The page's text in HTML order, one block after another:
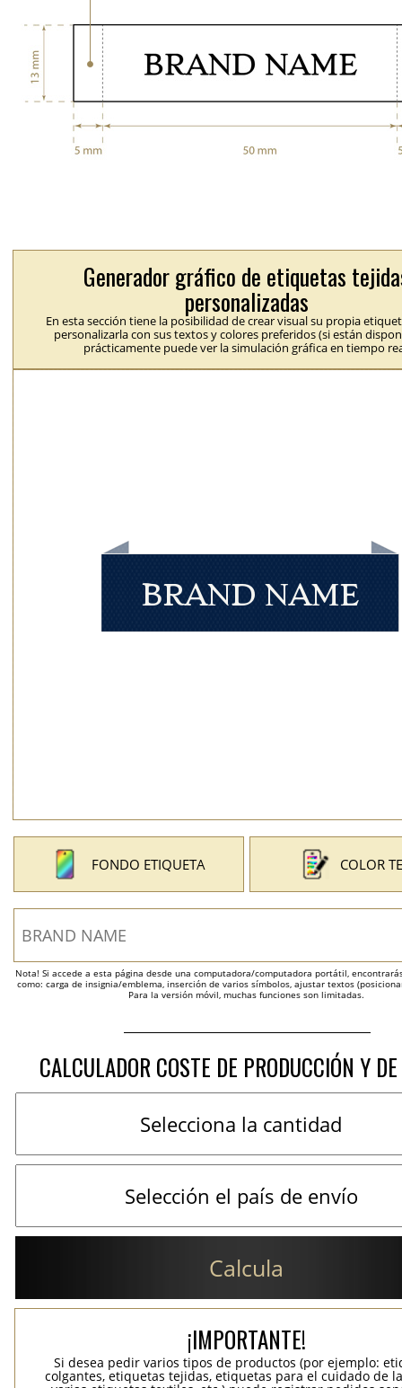
Generador gráfico de etiquetas
personalizadas
En esta sección tiene la posibilidad de crear visual su propia
personalizarla con sus textos y colores preferidos (si están
prácticamente puede ver la simulación gráfica en tiempo
FONDO ETIQUETA COLOR
Nota! Si accede a esta página desde una computadora/computadora portátil,
como: carga de insignia/emblema, inserción de varios símbolos, ajustar textos
Para la versión móvil, muchas funciones son limitadas.
CALCULADOR COSTE DE PRODUCCIÓN Y
Calcula
¡IMPORTANTE!
Si desea pedir varios tipos de productos (por ejemplo:
colgantes, etiquetas tejidas, etiquetas para el cuidado de